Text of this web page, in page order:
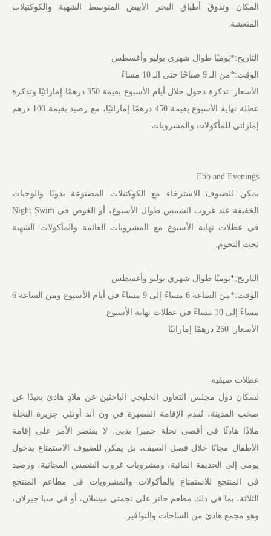
المكان وتذوق أطباق البحر الأبيض المتوسط الشهية والكوكتيلات
المنعشة.
التاريخ:*يوميًا طوال شهري يوليو وأغسطس
الوقت:*من الـ 9 صباحًا حتى الـ 10 مساءً
الأسعار: تذكرة دخول خلال أيام الأسبوع بقيمة 350 درهمًا إماراتيًا وتذكرة
عطلة نهاية الأسبوع بقيمة 450 درهمًا إماراتيًا، مع رصيد بقيمة 100 درهم
إماراتي للمأكولات والمشروبات
Ebb and Evenings
يمكن للضيوف الاسترخاء مع الكوكتيلات المصنوعة يدويًا والوجبات
الخفيفة عند غروب الشمس طوال الأسبوع، أو الغوص في Night Swim
في عطلات نهاية الأسبوع مع المشروبات العائمة والمأكولات الشهية
تحت النجوم.
التاريخ:*يوميًا طوال شهري يوليو وأغسطس
الوقت:*من الساعة 6 مساءً إلى 9 مساءً في أيام الأسبوع ومن الساعة 6
مساءً إلى 10 مساءً في عطلات نهاية الأسبوع
الأسعار: 260 درهمًا إماراتيًا
عطلات صيفية
لسكان دول مجلس التعاون الخليجي الباحثين عن ملاذٍ هادئ بعيدًا عن
صخب المدينة، تُقدم الإقامة القصيرة في ون آند أونلي جزيرة النخلة
ملاذًا هادئًا في أقصى نخلة جميرا بدبي. لا يقتصر الأمر على إقامة
الأطفال مجانًا خلال فصل الصيف، بل يمكن للضيوف الاستمتاع بدخول
يومي إلى الحديقة المائية، ومشروبات غروب الشمس المجانية، ورصيد
في المنتجع للاستمتاع بالمأكولات والمشروبات في مطاعم المنتجع
الثلاثة، بما في ذلك مطعم حائز على نجمتي ميشلان، أو في سبا جيرلان،
وهو مجمع هادئ من الساحات والنوافير.